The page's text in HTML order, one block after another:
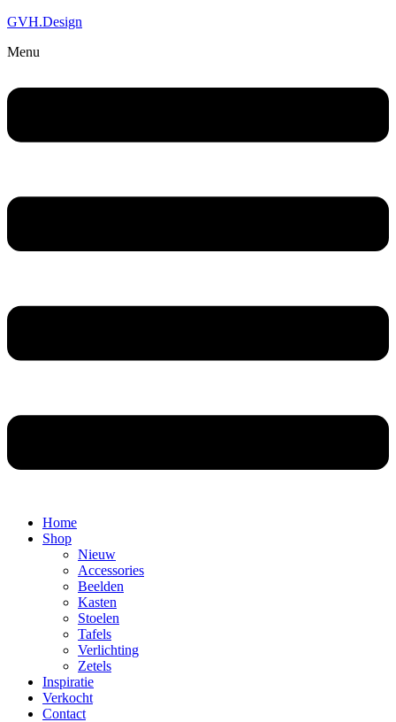
GVH.Design
Menu
Home
Shop
Nieuw
Accessories
Beelden
Kasten
Stoelen
Tafels
Verlichting
Zetels
Inspiratie
Verkocht
Contact